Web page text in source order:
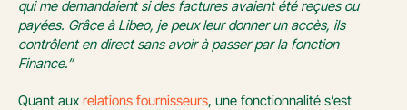
qui me demandaient si des factures avaient été reçues ou
payées. Grâce à Libeo, je peux leur donner un accès, ils
contrôlent en direct sans avoir à passer par la fonction
Finance.”
Quant aux relations fournisseurs, une fonctionnalité s’est